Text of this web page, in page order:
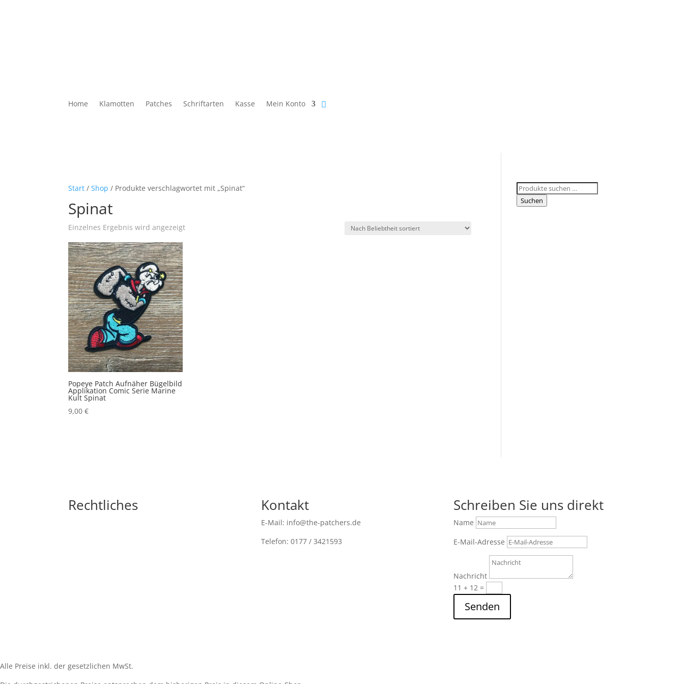
Home Klamotten Patches Schriftarten Kasse Mein Konto
Start /Shop / Produkte verschlagwortet mit „Spinat“
Spinat
Einzelnes Ergebnis wird angezeigt
Popeye Patch Aufnäher Bügelbild
Applikation Comic Serie Marine
Kult Spinat
9,00€
Suchen
nach:
Suchen
Rechtliches Kontakt
E-Mail: info@the-patchers.de
Telefon: 0177 / 3421593
Schreiben Sie uns direkt
Name
E-Mail-Adresse
Nachricht
11 + 12 =
Senden
Alle Preise inkl. der gesetzlichen MwSt.